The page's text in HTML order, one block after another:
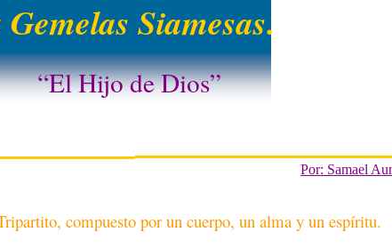
“El Hijo de Dios”
compuesto por un cuerpo, un alma y un espíritu.
Siamesas.
Por: Samael